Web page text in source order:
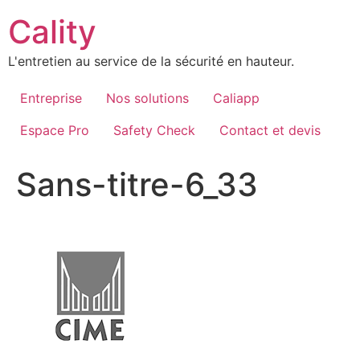
au
contenu
Cality
L'entretien au service de la sécurité en hauteur.
Entreprise Nos solutions
Caliapp
Espace Pro
Safety Check Contact et devis
Sans-titre-6_33